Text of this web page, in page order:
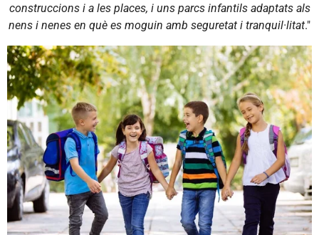
construccions i a les places, i uns parcs infantils adaptats als
nens i nenes en què es moguin amb seguretat i tranquil·litat."